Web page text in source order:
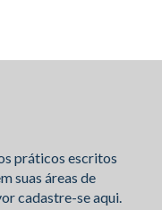
práticos escritos
suas áreas de
cadastre-se aqui.